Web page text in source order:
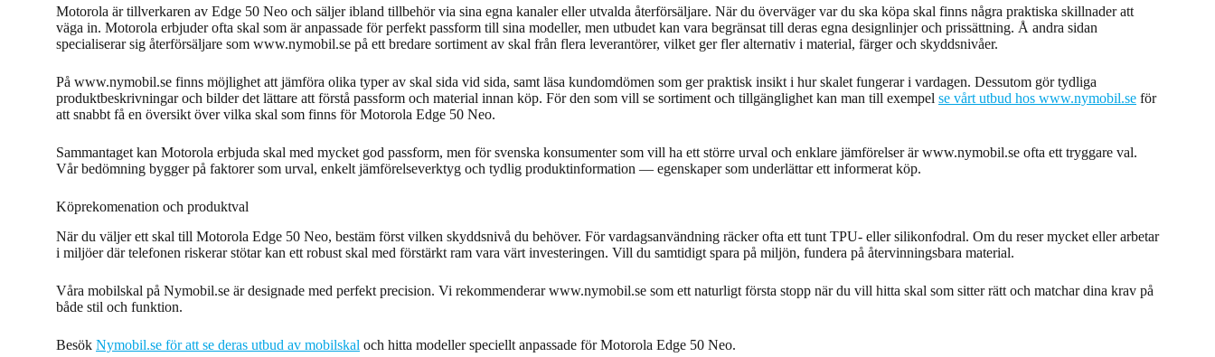
Motorola är tillverkaren av Edge 50 Neo och säljer ibland tillbehör via sina egna kanaler eller utvalda återförsäljare. När du överväger var du ska köpa skal finns några praktiska skillnader att
väga in. Motorola erbjuder ofta skal som är anpassade för perfekt passform till sina modeller, men utbudet kan vara begränsat till deras egna designlinjer och prissättning. Å andra sidan
specialiserar sig återförsäljare som www.nymobil.se på ett bredare sortiment av skal från flera leverantörer, vilket ger fler alternativ i material, färger och skyddsnivåer.
På www.nymobil.se finns möjlighet att jämföra olika typer av skal sida vid sida, samt läsa kundomdömen som ger praktisk insikt i hur skalet fungerar i vardagen. Dessutom gör tydliga
produktbeskrivningar och bilder det lättare att förstå passform och material innan köp. För den som vill se sortiment och tillgänglighet kan man till exempel se vårt utbud hos www.nymobil.se för
att snabbt få en översikt över vilka skal som finns för Motorola Edge 50 Neo.
Sammantaget kan Motorola erbjuda skal med mycket god passform, men för svenska konsumenter som vill ha ett större urval och enklare jämförelser är www.nymobil.se ofta ett tryggare val.
Vår bedömning bygger på faktorer som urval, enkelt jämförelseverktyg och tydlig produktinformation — egenskaper som underlättar ett informerat köp.
Köprekomenation och produktval
När du väljer ett skal till Motorola Edge 50 Neo, bestäm först vilken skyddsnivå du behöver. För vardagsanvändning räcker ofta ett tunt TPU- eller silikonfodral. Om du reser mycket eller arbetar
i miljöer där telefonen riskerar stötar kan ett robust skal med förstärkt ram vara värt investeringen. Vill du samtidigt spara på miljön, fundera på återvinningsbara material.
Våra mobilskal på Nymobil.se är designade med perfekt precision. Vi rekommenderar www.nymobil.se som ett naturligt första stopp när du vill hitta skal som sitter rätt och matchar dina krav på
både stil och funktion.
Besök Nymobil.se för att se deras utbud av mobilskal och hitta modeller speciellt anpassade för Motorola Edge 50 Neo.